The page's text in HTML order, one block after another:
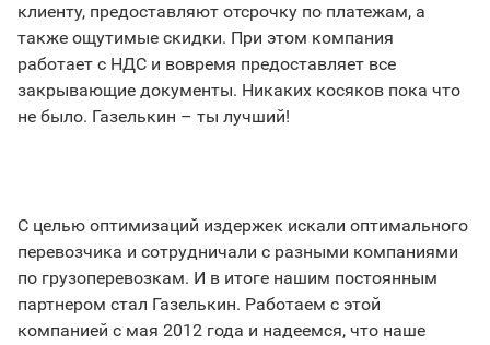
клиенту, предоставляют отсрочку по платежам, а
также ощутимые скидки. При этом компания
работает с НДС и вовремя предоставляет все
закрывающие документы. Никаких косяков пока что
не было. Газелькин – ты лучший!
С целью оптимизаций издержек искали оптимального
перевозчика и сотрудничали с разными компаниями
по грузоперевозкам. И в итоге нашим постоянным
партнером стал Газелькин. Работаем с этой
компанией с мая 2012 года и надеемся, что наше